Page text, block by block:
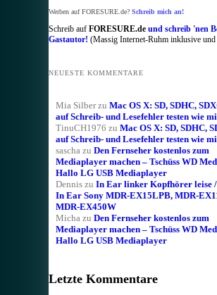
Werben auf FORESURE.de? Schreib mich an!
Schreib auf FORESURE.de und schreib 'nen
Gastautor! (Massig Internet-Ruhm inklusive
NEUESTE KOMMENTARE
Mia Silberzu Mac OS X: SD, SDHC,
auf Schreib- und Lesefehler testen wie
TinuCH1976 zu Mac OS X: SD, SDHC,
auf Schreib- und Lesefehler testen wie
sascha zu Den Fernseher kostenlos zum
Mediaplayer machen – Tschüss WD
Hallo LG USB Mediaplayer
Denniszu In Ear linker Kopfhörer leise
In Ear Sony MDR-EX15LPB, MDR-
MDR-EX450W
Micha zu Den Fernseher kostenlos zum
Mediaplayer machen – Tschüss WD
Hallo LG USB Mediaplayer
Letzte Kommentare